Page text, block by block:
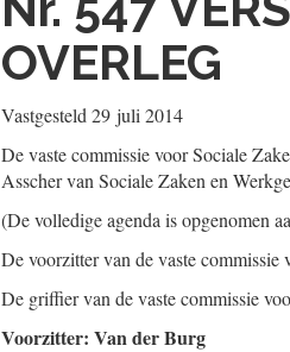
OVERLEG
Vastgesteld 29 juli 2014
De vaste commissie voor Sociale
Asscher van Sociale Zaken en
(De volledige agenda is opgenomen
De voorzitter van de vaste
De griffier van de vaste commissie
Voorzitter: Van der Burg